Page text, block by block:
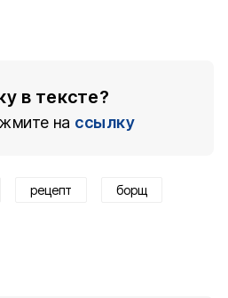
в тексте?
на ссылку
рецепт борщ